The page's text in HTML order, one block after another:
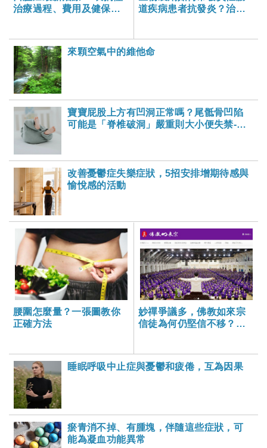
治療過程、費用及健保狀
道疾病患者抗發炎？治療
來顆空氣中的維他命
寶寶屁股上方有凹洞正常嗎？尾骶骨凹陷
可能是「脊椎破洞」嚴重則大小便失禁-大
改善憂鬱症失樂症狀，5招安排增期待感與
愉悅感的活動
腰圍怎麼量？一張圖教你
正確方法
妙禪爭議多，佛教如來宗
信徒為何仍堅信不移？從
睡眠呼吸中止症與憂鬱和疲倦，互為因果
瘀青消不掉、有腫塊，伴隨這些症狀，可
能為凝血功能異常